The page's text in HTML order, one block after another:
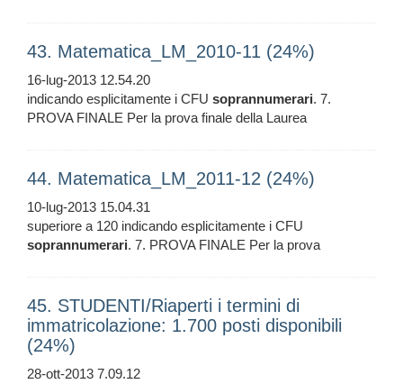
43. Matematica_LM_2010-11 (24%)
16-lug-2013 12.54.20
indicando esplicitamente i CFU soprannumerari. 7.
PROVA FINALE Per la prova finale della Laurea
44. Matematica_LM_2011-12 (24%)
10-lug-2013 15.04.31
superiore a 120 indicando esplicitamente i CFU
soprannumerari. 7. PROVA FINALE Per la prova
45. STUDENTI/Riaperti i termini di
immatricolazione: 1.700 posti disponibili
(24%)
28-ott-2013 7.09.12